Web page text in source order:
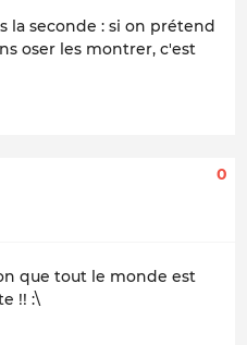
la seconde : si on prétend
oser les montrer, c'est
0
que tout le monde est
!! :\